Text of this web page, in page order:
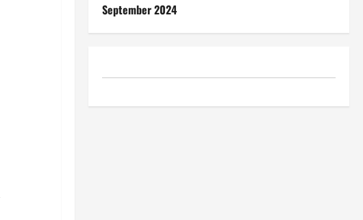
September 2024